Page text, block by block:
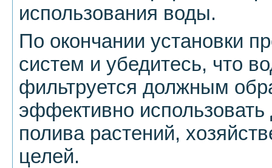
использования воды.
По окончании установки
систем и убедитесь, что
фильтруется должным
эффективно
полива растений,
целей.